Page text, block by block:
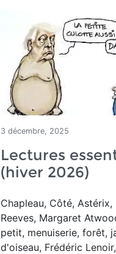
3 décembre, 2025
Lectures
(hiver 2026)
Chapleau, Côté, Astérix,
Reeves, Margaret
petit, menuiserie, forêt,
d'oiseau, Frédéric